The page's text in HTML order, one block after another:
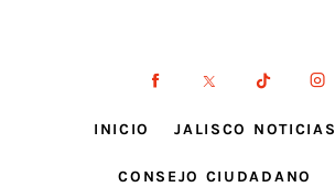
INICIO JALISCO NOTICIAS
CONSEJO CIUDADANO